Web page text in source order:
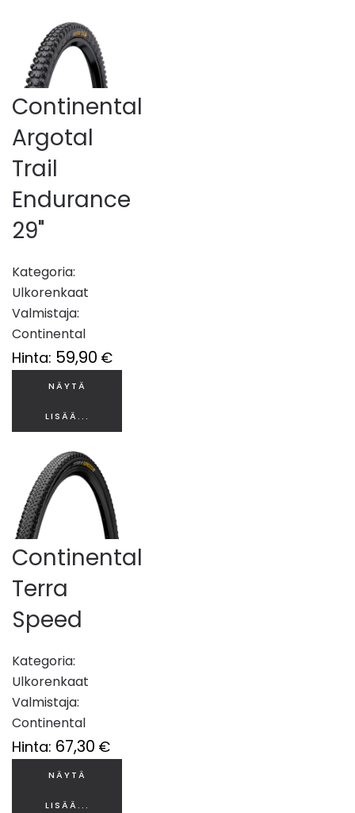
Continental
Argotal
Trail
Endurance
29"
Kategoria:
Ulkorenkaat
Valmistaja:
Continental
Hinta: 59,90 €
NÄYTÄ
LISÄÄ...
Continental
Terra
Speed
Kategoria:
Ulkorenkaat
Valmistaja:
Continental
Hinta: 67,30 €
NÄYTÄ
LISÄÄ...